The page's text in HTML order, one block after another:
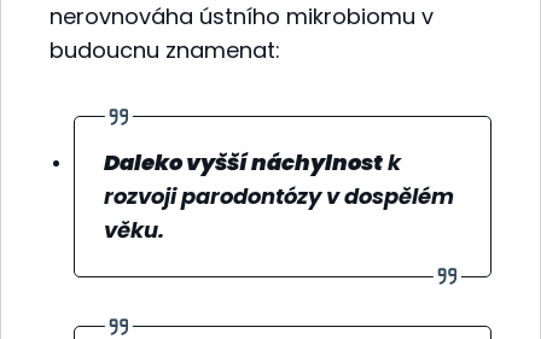
nerovnováha ústního mikrobiomu v
budoucnu znamenat:
Daleko vyšší náchylnostk
rozvoji parodontózy v dospělém
věku.